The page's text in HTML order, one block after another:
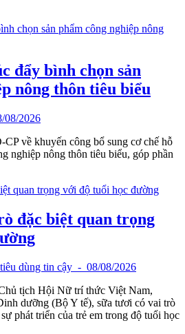
đẩy bình chọn sản
nông thôn tiêu biểu
08/2026
về khuyến công bổ sung cơ chế hỗ
nghiệp nông thôn tiêu biểu, góp phần
đặc biệt quan trọng
dùng tin cậy - 08/08/2026
tịch Hội Nữ trí thức Việt Nam,
dưỡng (Bộ Y tế), sữa tươi có vai trò
phát triển của trẻ em trong độ tuổi học